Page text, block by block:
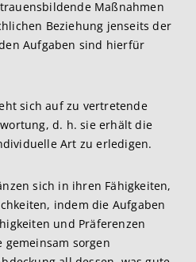
Maßnahmen
Beziehung jenseits der
Aufgaben sind hierfür
sich auf zu vertretende
d. h. sie erhält die
Art zu erledigen.
sich in ihren Fähigkeiten,
indem die Aufgaben
und Präferenzen
sorgen